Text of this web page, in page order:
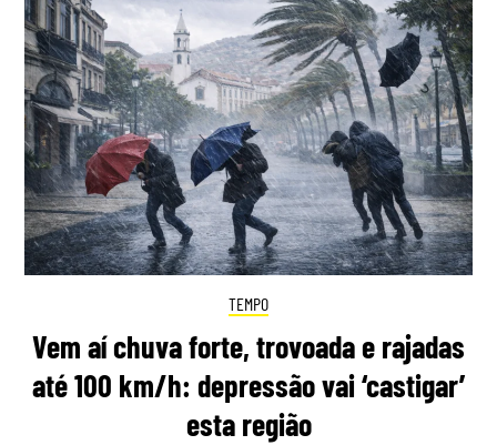
TEMPO
Vem aí chuva forte, trovoada e rajadas
até 100 km/h: depressão vai ‘castigar’
esta região